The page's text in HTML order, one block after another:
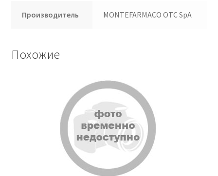
Производитель MONTEFARMACO OTC SpA
Похожие